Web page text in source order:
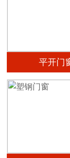
平开门